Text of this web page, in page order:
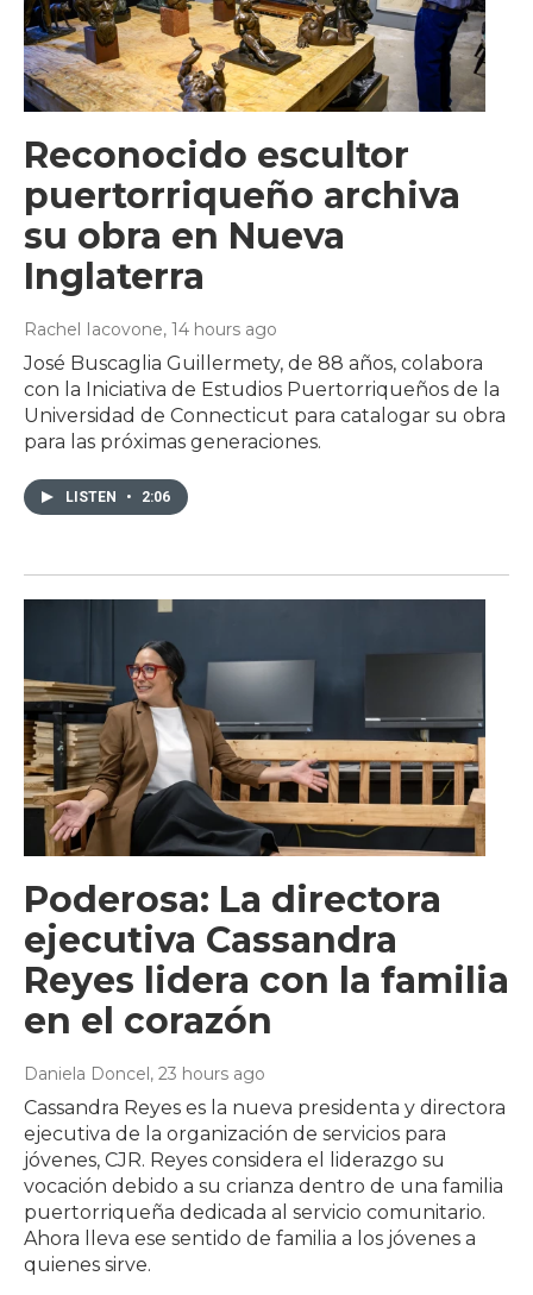
Reconocido escultor
puertorriqueño archiva
su obra en Nueva
Inglaterra
Rachel Iacovone, 14 hours ago
José Buscaglia Guillermety, de 88 años, colabora
con la Iniciativa de Estudios Puertorriqueños de la
Universidad de Connecticut para catalogar su obra
para las próximas generaciones.
LISTEN • 2:06
Poderosa: La directora
ejecutiva Cassandra
Reyes lidera con la familia
en el corazón
Daniela Doncel, 23 hours ago
Cassandra Reyes es la nueva presidenta y directora
ejecutiva de la organización de servicios para
jóvenes, CJR. Reyes considera el liderazgo su
vocación debido a su crianza dentro de una familia
puertorriqueña dedicada al servicio comunitario.
Ahora lleva ese sentido de familia a los jóvenes a
quienes sirve.